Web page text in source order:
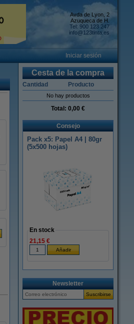
Avda de Lyon, 2
Azuqueca de H.
Tel: 900 123 247
info@123tinta.es
Iniciar sesión
Cesta de la compra
Cantidad Producto
No hay productos
Total: 0,00 €
Consejo
Pack x5: Papel A4 | 80gr
(5x500 hojas)
En stock
21,15 €
Newsletter